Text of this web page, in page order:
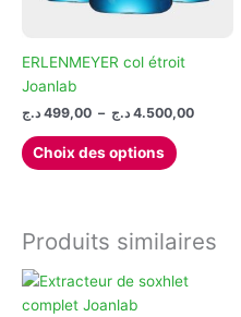
ERLENMEYER col étroit
Joanlab
499,00 د.ج – 4.500,00 د.ج
Plage
Choix des options
produit
variations.
options
Produits similaires